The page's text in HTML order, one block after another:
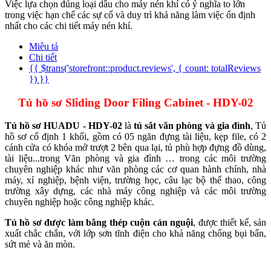
Việc lựa chọn đúng loại dầu cho máy nén khí có ý nghĩa to lớn
trong việc hạn chế các sự cố và duy trì khả năng làm việc ổn định
nhất cho các chi tiết máy nén khí.
Miêu tả
Chi tiết
{{ $trans('storefront::product.reviews', { count: totalReviews
}) }}
Tủ hồ sơ Sliding Door Filing Cabinet - HDY-02
Tủ hồ sơ HUADU - HDY-02làtủ sắt văn phòng và gia đình, Tủ
hồ sơ cố định 1 khối, gồm có 05 ngăn đựng tài liệu, kẹp file, có 2
cánh cửa có khóa mở trượt 2 bên qua lại, tủ phù hợp đựng đồ dùng,
tài liệu...trong Văn phòng và gia đình … trong các môi trường
chuyên nghiệp khác như văn phòng các cơ quan hành chính, nhà
máy, xí nghiệp, bệnh viện, trường học, câu lạc bộ thể thao, công
trường xây dựng, các nhà máy công nghiệp và các môi trường
chuyên nghiệp hoặc công nghiệp khác.
Tủ hồ sơ được làm bằng thép cuộn cán nguội, được thiết kế, sản
xuất chắc chắn, với lớp sơn tĩnh điện cho khả năng chống bụi bẩn,
sứt mẻ và ăn mòn.